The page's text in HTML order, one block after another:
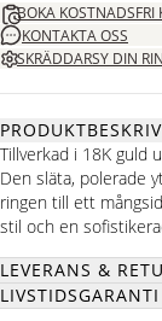
BOKA KOSTNADSFRI
KONTAKTA OSS
SKRÄDDARSY DIN
Tillverkad i 18K guld
Den släta, polerade
ringen till ett
stil och en
LEVERANS &
LIVSTIDSGARANTI